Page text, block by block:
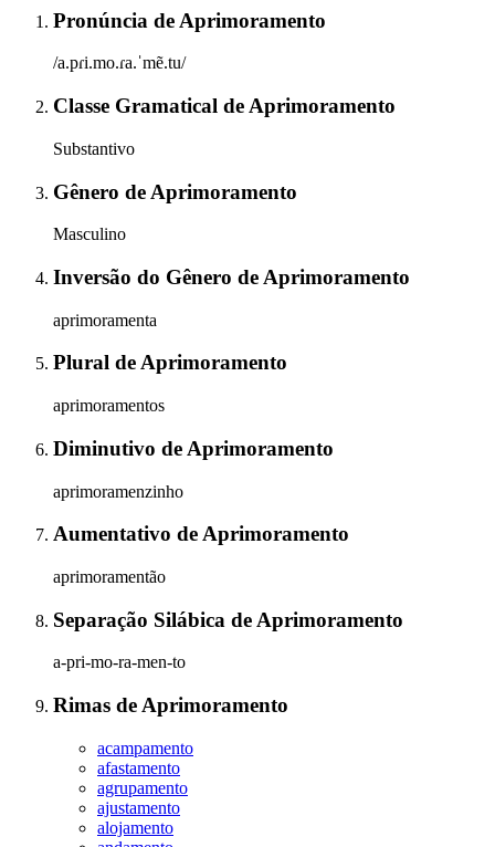
Pronúncia de Aprimoramento
/a.pɾi.mo.ɾa.ˈmẽ.tu/
Classe Gramatical de Aprimoramento
Substantivo
Gênero de Aprimoramento
Masculino
Inversão do Gênero de Aprimoramento
aprimoramenta
Plural deAprimoramento
aprimoramentos
Diminutivo de Aprimoramento
aprimoramenzinho
Aumentativo deAprimoramento
aprimoramentão
Separação Silábica de Aprimoramento
a-pri-mo-ra-men-to
Rimas de Aprimoramento
acampamento
afastamento
agrupamento
ajustamento
alojamento